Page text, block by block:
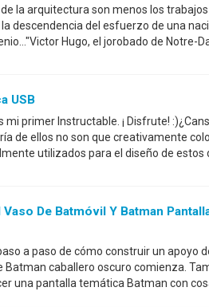
la arquitectura son menos los
descendencia del esfuerzo de una
Hugo, el jorobado de Notre-
USB
primer Instructable. ¡ Disfrute!
de ellos no son que creativamente
utilizados para el diseño de estos
De Batmóvil Y Batman
a paso de cómo construir un apoyo
Batman caballero oscuro comienza.
una pantalla temática Batman con